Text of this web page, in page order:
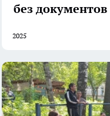
без
2025